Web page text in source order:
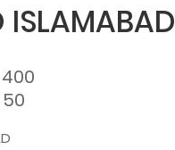
ISLAMABAD